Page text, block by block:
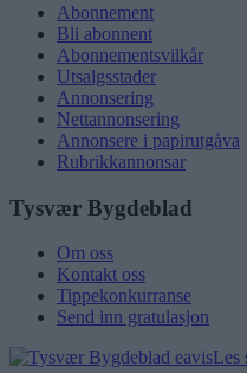
Abonnement
Bli abonnent
Abonnementsvilkår
Utsalgsstader
Annonsering
Nettannonsering
Annonsere i papirutgåva
Rubrikkannonsar
Tysvær Bygdeblad
Om oss
Kontakt oss
Tippekonkurranse
Send inn gratulasjon
Les